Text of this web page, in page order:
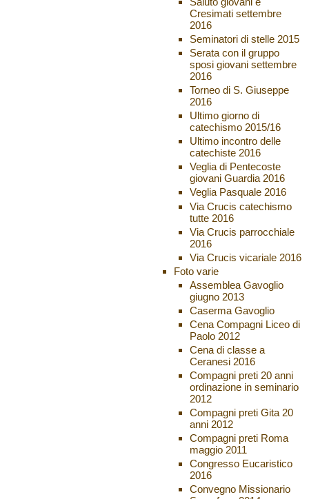
Cresimati settembre
2016
Seminatori di stelle 2015
Serata con il gruppo
sposi giovani settembre
2016
Torneo di S. Giuseppe
2016
Ultimo giorno di
catechismo 2015/16
Ultimo incontro delle
catechiste 2016
Veglia di Pentecoste
giovani Guardia 2016
Veglia Pasquale 2016
Via Crucis catechismo
tutte 2016
Via Crucis parrocchiale
2016
Via Crucis vicariale 2016
Foto varie
Assemblea Gavoglio
giugno 2013
Caserma Gavoglio
Cena Compagni Liceo di
Paolo 2012
Cena di classe a
Ceranesi 2016
Compagni preti 20 anni
ordinazione in seminario
2012
Compagni preti Gita 20
anni 2012
Compagni preti Roma
maggio 2011
Congresso Eucaristico
2016
Convegno Missionario